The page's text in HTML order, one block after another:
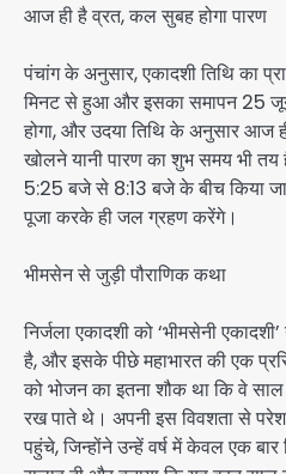
आज ही है व्रत, कल सुबह होगा पारण
पंचांग के अनुसार, एकादशी तिथि का
मिनट से हुआ और इसका समापन 25
होगा, और उदया तिथि के अनुसार आज
खोलने यानी पारण का शुभ समय भी
5:25 बजे से 8:13 बजे के बीच किया
पूजा करके ही जल ग्रहण करेंगे।
भीमसेन से जुड़ी पौराणिक कथा
निर्जला एकादशी को ‘भीमसेनी
है, और इसके पीछे महाभारत की एक
को भोजन का इतना शौक था कि वे साल
रख पाते थे। अपनी इस विवशता से
पहुंचे, जिन्होंने उन्हें वर्ष में केवल एक